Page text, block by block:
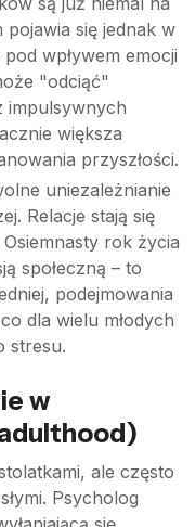
pojawia się jednak w
wpływem emocji
"odciąć"
impulsywnych
większa
przyszłości.
uniezależnianie
Relacje stają się
rok życia
społeczną – to
podejmowania
dla wielu młodych
stresu.
w
ale często
Psycholog